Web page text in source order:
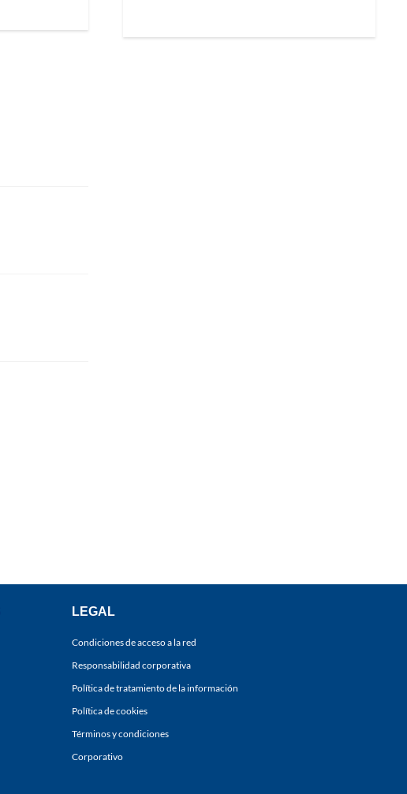
LEGAL
Condiciones de acceso a la red
Responsabilidad corporativa
Política de tratamiento de la información
Política de cookies
Términos y condiciones
Corporativo